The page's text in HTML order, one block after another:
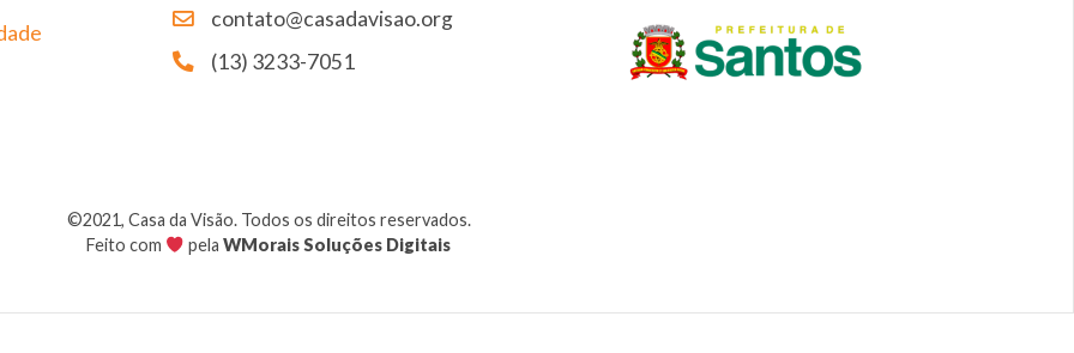
contato@casadavisao.org
(13) 3233-7051
©2021, Casa da Visão. Todos os direitos reservados.
Feito com
pelaWMorais Soluções Digitais